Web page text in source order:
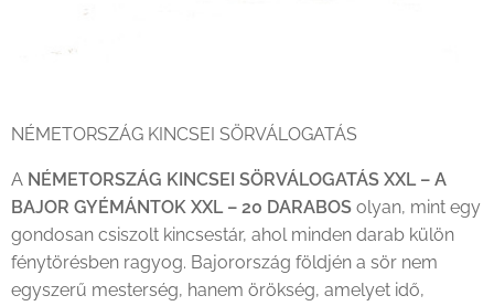
NÉMETORSZÁG KINCSEI SÖRVÁLOGATÁS
A NÉMETORSZÁG KINCSEI SÖRVÁLOGATÁS XXL – A
BAJOR GYÉMÁNTOK XXL – 20 DARABOS olyan, mint egy
gondosan csiszolt kincsestár, ahol minden darab külön
fénytörésben ragyog. Bajorország földjén a sör nem
egyszerű mesterség, hanem örökség, amelyet idő,